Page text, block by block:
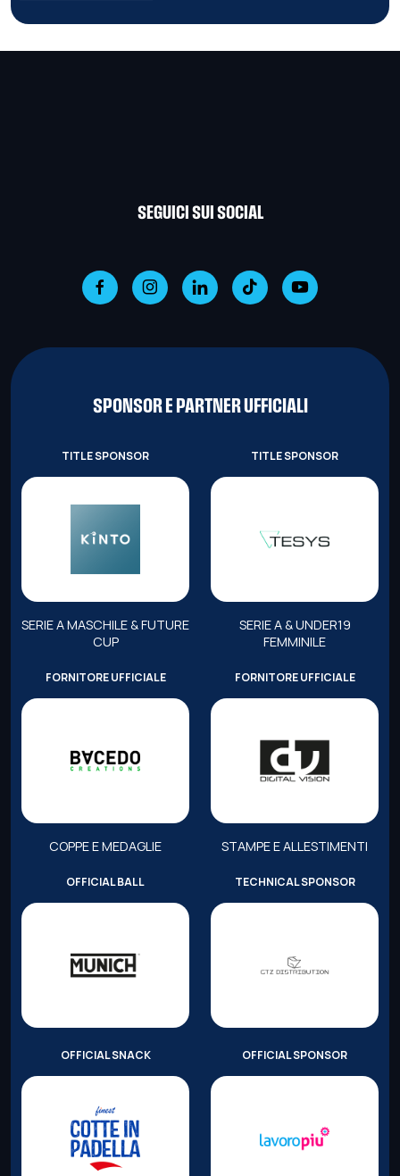
SEGUICI SUI SOCIAL
SPONSOR E PARTNER UFFICIALI
TITLE SPONSOR
SERIE A MASCHILE & FUTURE
CUP
TITLE SPONSOR
SERIE A & UNDER19
FEMMINILE
FORNITORE UFFICIALE
COPPE E MEDAGLIE
FORNITORE UFFICIALE
STAMPE E ALLESTIMENTI
OFFICIAL BALL TECHNICAL SPONSOR
OFFICIAL SNACK OFFICIAL SPONSOR